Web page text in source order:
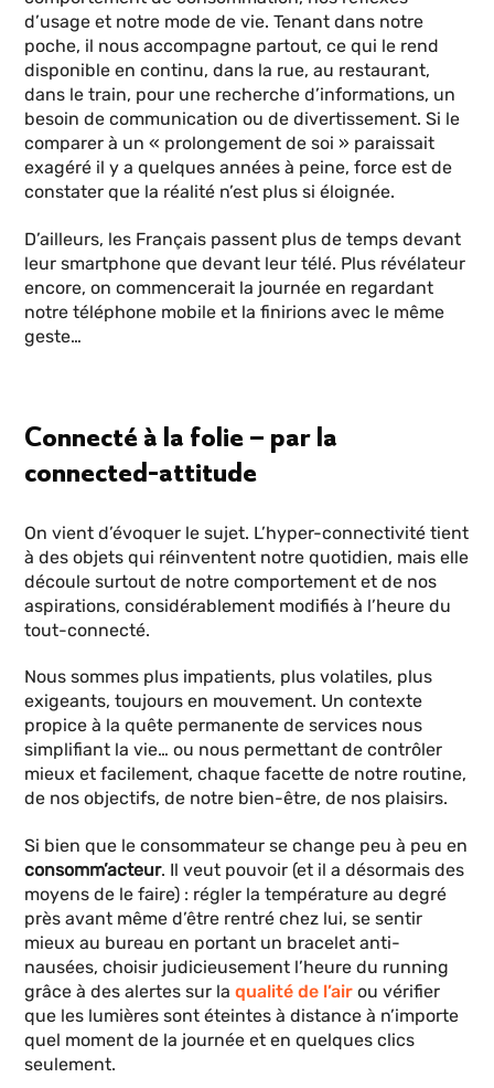
d’usage et notre mode de vie. Tenant dans notre
poche, il nous accompagne partout, ce qui le rend
disponible en continu, dans la rue, au restaurant,
dans le train, pour une recherche d’informations, un
besoin de communication ou de divertissement. Si le
comparer à un « prolongement de soi » paraissait
exagéré il y a quelques années à peine, force est de
constater que la réalité n’est plus si éloignée.
D’ailleurs, les Français passent plus de temps devant
leur smartphone que devant leur télé. Plus révélateur
encore, on commencerait la journée en regardant
notre téléphone mobile et la finirions avec le même
geste…
Connecté à la folie – par la
connected-attitude
On vient d’évoquer le sujet. L’hyper-connectivité tient
à des objets qui réinventent notre quotidien, mais elle
découle surtout de notre comportement et de nos
aspirations, considérablement modifiés à l’heure du
tout-connecté.
Nous sommes plus impatients, plus volatiles, plus
exigeants, toujours en mouvement. Un contexte
propice à la quête permanente de services nous
simplifiant la vie… ou nous permettant de contrôler
mieux et facilement, chaque facette de notre routine,
de nos objectifs, de notre bien-être, de nos plaisirs.
Si bien que le consommateur se change peu à peu en
consomm’acteur. Il veut pouvoir (et il a désormais des
moyens de le faire) : régler la température au degré
près avant même d’être rentré chez lui, se sentir
mieux au bureau en portant un bracelet anti-
nausées, choisir judicieusement l’heure du running
grâce à des alertes sur laqualité de l’air ou vérifier
que les lumières sont éteintes à distance à n’importe
quel moment de la journée et en quelques clics
seulement.